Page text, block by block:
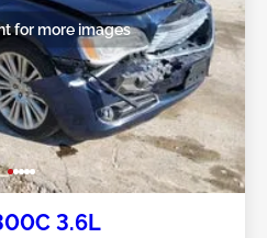
for more images
3.6L